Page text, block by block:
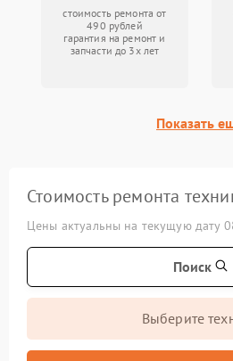
стоимость ремонта от
490 рублей
гарантия на ремонт и
запчасти до 3х лет
Показать
Стоимость ремонта
Цены актуальны на текущую дату
Поиск
Выберите